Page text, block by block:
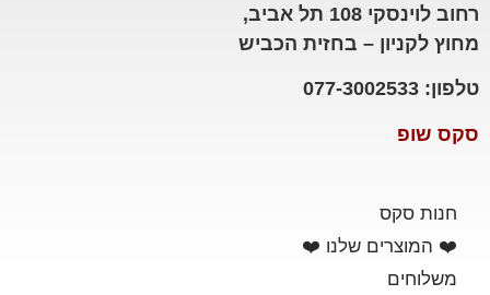
רחוב לוינסקי 108 תל אביב,
מחוץ לקניון – בחזית הכביש
טלפון: 077-3002533
סקס שופ
חנות סקס
❤️ המוצרים שלנו ❤️
משלוחים